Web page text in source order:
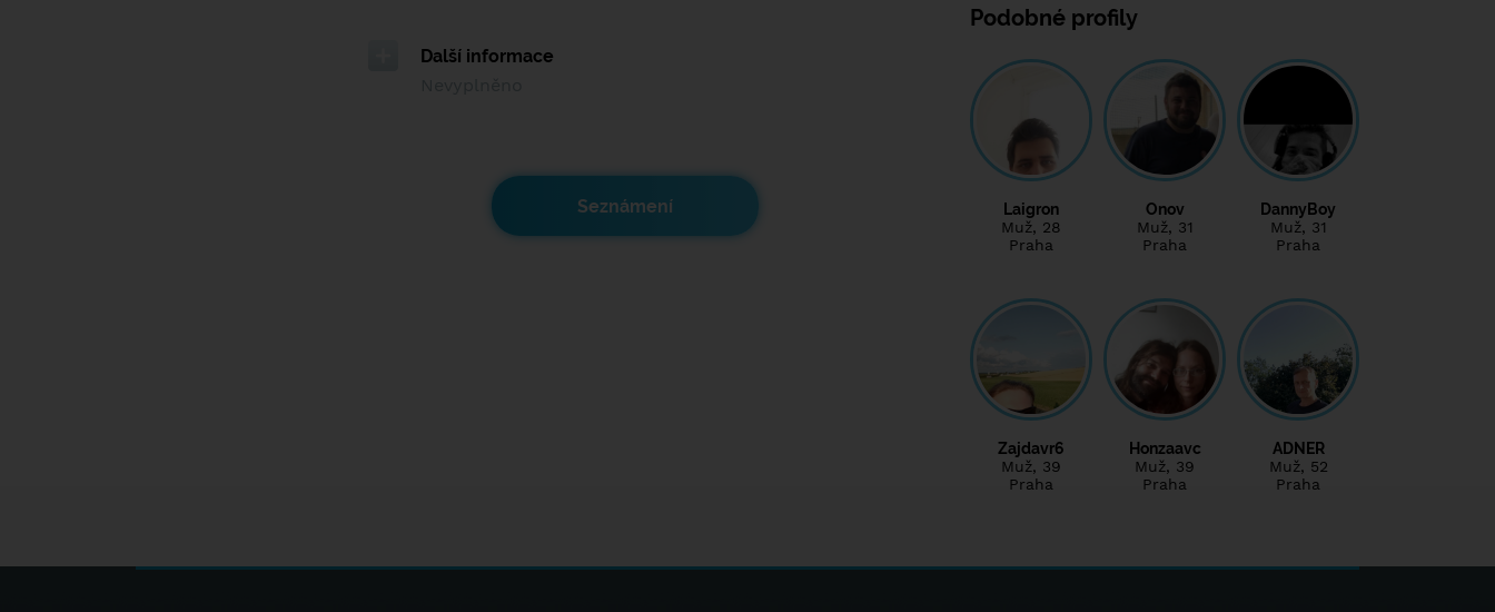
Další informace
Seznámení
Podobné profily
Laigron
Muž, 28
Praha
Onov
Muž, 31
Praha
DannyBoy
Muž, 31
Praha
Zajdavr6
Muž, 39
Praha
Honzaavc
Muž, 39
Praha
ADNER
Muž, 52
Praha